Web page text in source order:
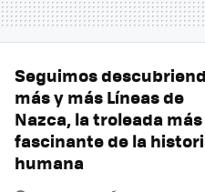
Seguimos
más y más Líneas de
Nazca, la troleada más
fascinante de la
humana